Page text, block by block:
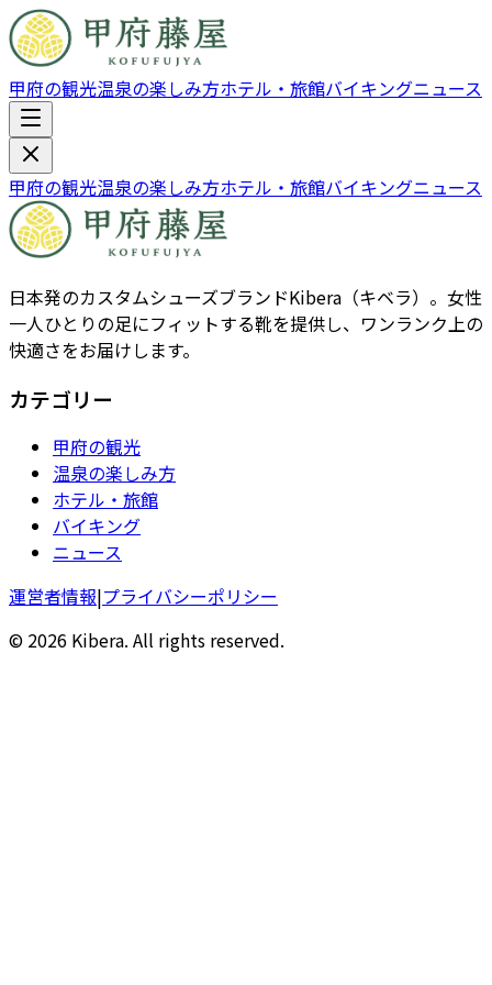
甲府の観光温泉の楽しみ方ホテル・旅館バイキングニュース
甲府の観光温泉の楽しみ方ホテル・旅館バイキングニュース
日本発のカスタムシューズブランドKibera（キベラ）。女性
一人ひとりの足にフィットする靴を提供し、ワンランク上の
快適さをお届けします。
カテゴリー
甲府の観光
温泉の楽しみ方
ホテル・旅館
バイキング
ニュース
運営者情報|プライバシーポリシー
© 2026 Kibera. All rights reserved.